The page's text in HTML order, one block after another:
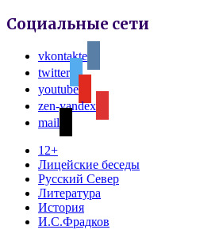
Социальные сети
vkontakte
twitter
youtube
zen-yandex
mail
12+
Лицейские беседы
Русский Север
Литература
История
И.С.Фрадков